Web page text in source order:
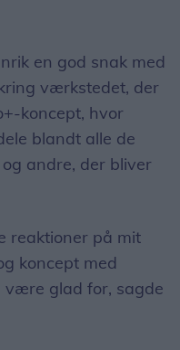
en god snak med
værkstedet, der
koncept, hvor
blandt alle de
andre, der bliver
reaktioner på mit
koncept med
være glad for, sagde